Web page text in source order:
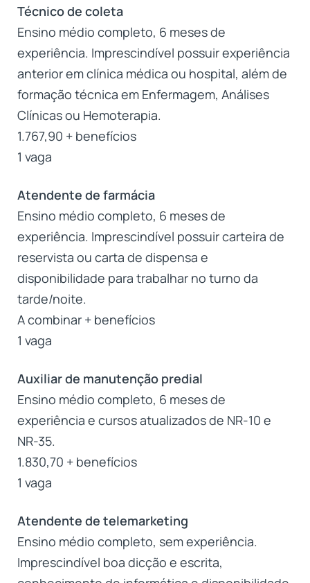
Técnico de coleta
Ensino médio completo, 6 meses de
experiência. Imprescindível possuir experiência
anterior em clínica médica ou hospital, além de
formação técnica em Enfermagem, Análises
Clínicas ou Hemoterapia.
1.767,90 + benefícios
1 vaga
Atendente de farmácia
Ensino médio completo, 6 meses de
experiência. Imprescindível possuir carteira de
reservista ou carta de dispensa e
disponibilidade para trabalhar no turno da
tarde/noite.
A combinar + benefícios
1 vaga
Auxiliar de manutenção predial
Ensino médio completo, 6 meses de
experiência e cursos atualizados de NR-10 e
NR-35.
1.830,70 + benefícios
1 vaga
Atendente de telemarketing
Ensino médio completo, sem experiência.
Imprescindível boa dicção e escrita,